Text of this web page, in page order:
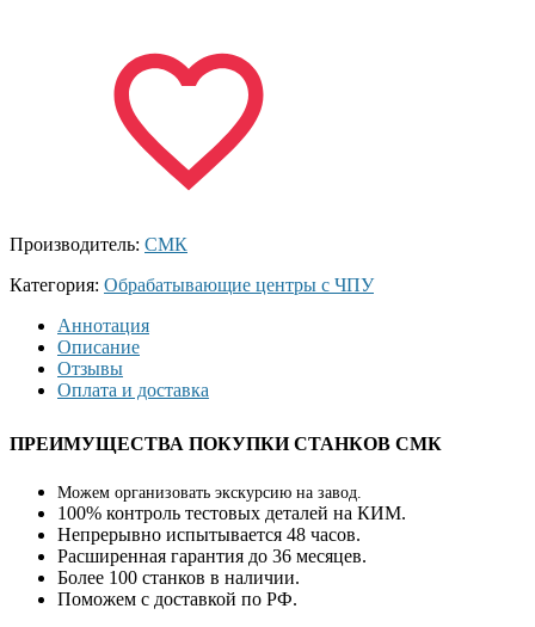
Производитель: СМК
Категория: Обрабатывающие центры с ЧПУ
Аннотация
Описание
Отзывы
Оплата и доставка
ПРЕИМУЩЕСТВА ПОКУПКИ СТАНКОВ СМК
Можем организовать экскурсию на завод.
100% контроль тестовых деталей на КИМ.
Непрерывно испытывается 48 часов.
Расширенная гарантия до 36 месяцев.
Более 100 станков в наличии.
Поможем с доставкой по РФ.